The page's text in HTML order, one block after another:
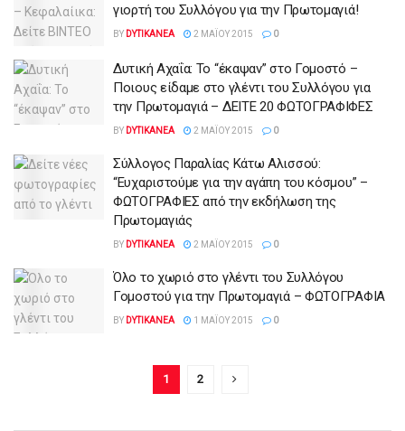
γιορτή του Συλλόγου για την Πρωτομαγιά!
BY DYTIKANEA 2 ΜΑΪ́ΟΥ 2015 0
Δυτική Αχαΐα: Το “έκαψαν” στο Γομοστό –
Ποιους είδαμε στο γλέντι του Συλλόγου για
την Πρωτομαγιά – ΔΕΙΤΕ 20 ΦΩΤΟΓΡΑΦΙΦΕΣ
BY DYTIKANEA 2 ΜΑΪ́ΟΥ 2015 0
Σύλλογος Παραλίας Κάτω Αλισσού:
“Ευχαριστούμε για την αγάπη του κόσμου” –
ΦΩΤΟΓΡΑΦΙΕΣ από την εκδήλωση της
Πρωτομαγιάς
BY DYTIKANEA 2 ΜΑΪ́ΟΥ 2015 0
Όλο το χωριό στο γλέντι του Συλλόγου
Γομοστού για την Πρωτομαγιά – ΦΩΤΟΓΡΑΦΙΑ
BY DYTIKANEA 1 ΜΑΪ́ΟΥ 2015 0
1 2